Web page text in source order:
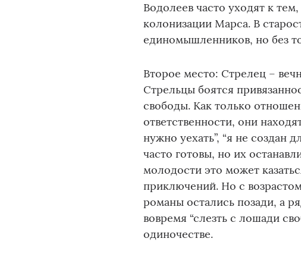
Водолеев часто уходят к
колонизации Марса. В
единомышленников, но без
Второе место: Стрелец –
Стрельцы боятся
свободы. Как только
ответственности, они
нужно уехать”, “я не создан
часто готовы, но их
молодости это может
приключений. Но с
романы остались позади, а
вовремя “слезть с лошади
одиночестве.